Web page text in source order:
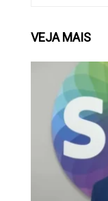
VEJAMAIS